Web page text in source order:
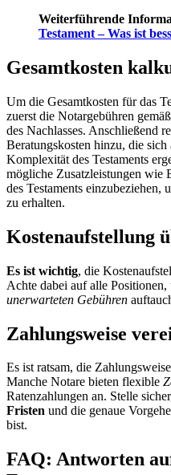
Weiterführende
Testament – Was ist
Gesamtkosten
Um die Gesamtkosten für das
zuerst die Notargebühren
des Nachlasses. Anschließend
Beratungskosten hinzu, die
Komplexität des Testaments
mögliche Zusatzleistungen wie
des Testaments einzubeziehen,
zu erhalten.
Kostenaufstellung
Es ist wichtig, die
Achte dabei auf alle
unerwarteten Gebühren
Zahlungsweise
Es ist ratsam, die
Manche Notare bieten flexible
Ratenzahlungen an. Stelle
Fristen und die genaue
bist.
FAQ: Antworten